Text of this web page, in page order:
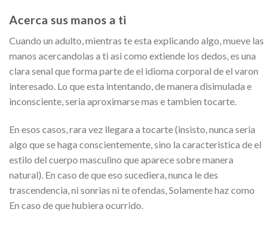
Acerca sus manos a ti
Cuando un adulto, mientras te esta explicando algo, mueve las
manos acercandolas a ti asi­ como extiende los dedos, es una
clara senal que forma parte de el idioma corporal de el varon
interesado. Lo que esta intentando, de manera disimulada e
inconsciente, seri­a aproximarse mas e tambien tocarte.
En esos casos, rara vez llegara a tocarte (insisto, nunca seri­a
algo que se haga conscientemente, sino la caracteristica de el
estilo del cuerpo masculino que aparece sobre manera
natural). En caso de que eso sucediera, nunca le des
trascendencia, ni sonrias ni te ofendas, Solamente haz como
En caso de que hubiera ocurrido.